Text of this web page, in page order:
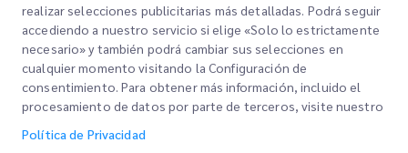
Login de Cliente
Regístrate
Rastrea tu pedido
Empleo
BLOG
ESG
CSP
Despacho aduanero expreso
Aviso Legal
realizar selecciones publicitarias más detalladas. Podrá seguir
accediendo a nuestro servicio si elige «Solo lo estrictamente
necesario» y también podrá cambiar sus selecciones en
cualquier momento visitando la Configuración de
consentimiento. Para obtener más información, incluido el
procesamiento de datos por parte de terceros, visite nuestro
Política de Privacidad